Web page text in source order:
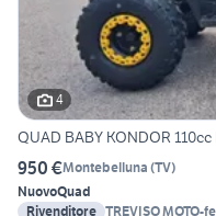
4
QUAD BABY KONDOR 110cc
950 €Montebelluna (TV)
NuovoQuad
Rivenditore TREVISO